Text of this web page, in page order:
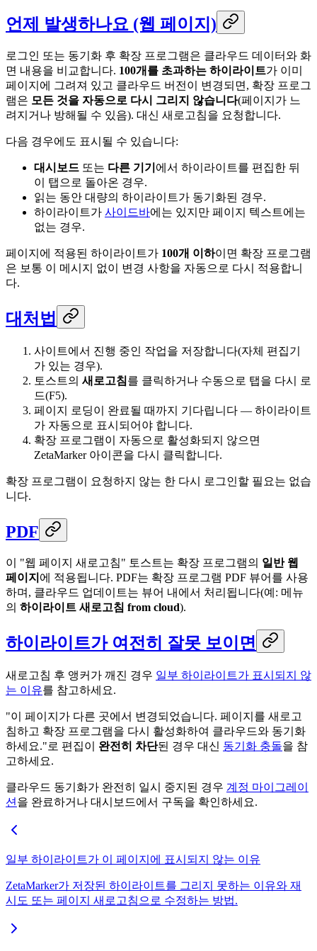
언제 발생하나요 (웹 페이지)
로그인 또는 동기화 후 확장 프로그램은 클라우드 데이터와 화
면 내용을 비교합니다. 100개를 초과하는 하이라이트가 이미
페이지에 그려져 있고 클라우드 버전이 변경되면, 확장 프로그
램은 모든 것을 자동으로 다시 그리지 않습니다(페이지가 느
려지거나 방해될 수 있음). 대신 새로고침을 요청합니다.
다음 경우에도 표시될 수 있습니다:
대시보드 또는 다른 기기 에서 하이라이트를 편집한 뒤
이 탭으로 돌아온 경우.
읽는 동안 대량의 하이라이트가 동기화된 경우.
하이라이트가 사이드바에는 있지만 페이지 텍스트에는
없는 경우.
페이지에 적용된 하이라이트가 100개 이하이면 확장 프로그램
은 보통 이 메시지 없이 변경 사항을 자동으로 다시 적용합니
다.
대처법
사이트에서 진행 중인 작업을 저장합니다(자체 편집기
가 있는 경우).
토스트의 새로고침를 클릭하거나 수동으로 탭을 다시 로
드(F5).
페이지 로딩이 완료될 때까지 기다립니다 — 하이라이트
가 자동으로 표시되어야 합니다.
확장 프로그램이 자동으로 활성화되지 않으면
ZetaMarker 아이콘을 다시 클릭합니다.
확장 프로그램이 요청하지 않는 한 다시 로그인할 필요는 없습
니다.
PDF
이 "웹 페이지 새로고침" 토스트는 확장 프로그램의 일반 웹
페이지 에 적용됩니다. PDF는 확장 프로그램 PDF 뷰어를 사용
하며, 클라우드 업데이트는 뷰어 내에서 처리됩니다(예: 메뉴
의 하이라이트 새로고침 from cloud).
하이라이트가 여전히 잘못 보이면
새로고침 후 앵커가 깨진 경우 일부 하이라이트가 표시되지 않
는 이유를 참고하세요.
"이 페이지가 다른 곳에서 변경되었습니다. 페이지를 새로고
침하고 확장 프로그램을 다시 활성화하여 클라우드와 동기화
하세요."로 편집이 완전히 차단된 경우 대신 동기화 충돌을 참
고하세요.
클라우드 동기화가 완전히 일시 중지된 경우 계정 마이그레이
션 을 완료하거나 대시보드에서 구독을 확인하세요.
일부 하이라이트가 이 페이지에 표시되지 않는 이유
ZetaMarker가 저장된 하이라이트를 그리지 못하는 이유와 재
시도 또는 페이지 새로고침으로 수정하는 방법.